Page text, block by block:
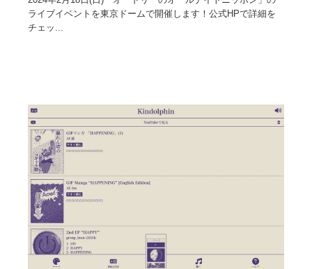
ライブイベントを東京ドームで開催します！公式HPで詳細を
チェッ...